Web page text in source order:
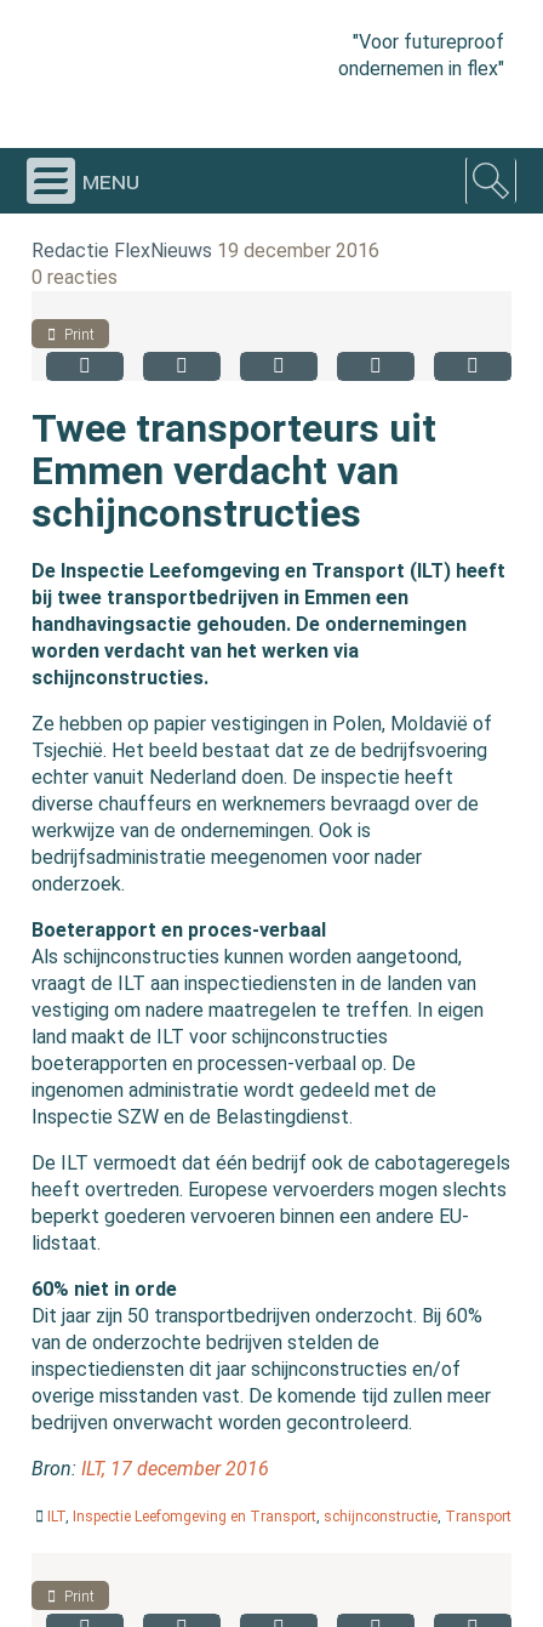
"Voor futureproof
ondernemen in flex"
menu
Redactie FlexNieuws 19 december 2016
0 reacties
Print
Twee transporteurs uit
Emmen verdacht van
schijnconstructies
De Inspectie Leefomgeving en Transport (ILT) heeft
bij twee transportbedrijven in Emmen een
handhavingsactie gehouden. De ondernemingen
worden verdacht van het werken via
schijnconstructies.
Ze hebben op papier vestigingen in Polen, Moldavië of
Tsjechië. Het beeld bestaat dat ze de bedrijfsvoering
echter vanuit Nederland doen. De inspectie heeft
diverse chauffeurs en werknemers bevraagd over de
werkwijze van de ondernemingen. Ook is
bedrijfsadministratie meegenomen voor nader
onderzoek.
Boeterapport en proces-verbaal
Als schijnconstructies kunnen worden aangetoond,
vraagt de ILT aan inspectiediensten in de landen van
vestiging om nadere maatregelen te treffen. In eigen
land maakt de ILT voor schijnconstructies
boeterapporten en processen-verbaal op. De
ingenomen administratie wordt gedeeld met de
Inspectie SZW en de Belastingdienst.
De ILT vermoedt dat één bedrijf ook de cabotageregels
heeft overtreden. Europese vervoerders mogen slechts
beperkt goederen vervoeren binnen een andere EU-
lidstaat.
60% niet in orde
Dit jaar zijn 50 transportbedrijven onderzocht. Bij 60%
van de onderzochte bedrijven stelden de
inspectiediensten dit jaar schijnconstructies en/of
overige misstanden vast. De komende tijd zullen meer
bedrijven onverwacht worden gecontroleerd.
Bron:ILT, 17 december 2016
ILT, Inspectie Leefomgeving en Transport, schijnconstructie, Transport
Print